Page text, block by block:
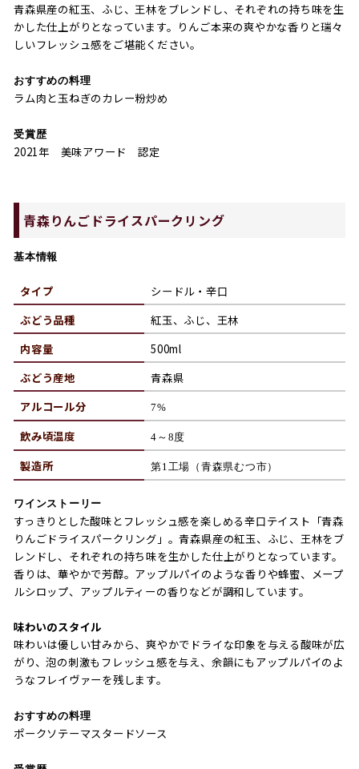
青森県産の紅玉、ふじ、王林をブレンドし、それぞれの持ち味を生
かした仕上がりとなっています。りんご本来の爽やかな香りと瑞々
しいフレッシュ感をご堪能ください。
おすすめの料理
ラム肉と玉ねぎのカレー粉炒め
受賞歴
2021年 美味アワード 認定
青森りんごドライスパークリング
基本情報
タイプ
シードル・辛口
ぶどう品種
紅玉、ふじ、王林
内容量
500ml
ぶどう産地
青森県
アルコール分
7%
飲み頃温度 4～8度
製造所 第1工場（青森県むつ市）
ワインストーリー
すっきりとした酸味とフレッシュ感を楽しめる辛口テイスト「青森
りんごドライスパークリング」。青森県産の紅玉、ふじ、王林をブ
レンドし、それぞれの持ち味を生かした仕上がりとなっています。
香りは、華やかで芳醇。アップルパイのような香りや蜂蜜、メープ
ルシロップ、アップルティーの香りなどが調和しています。
味わいのスタイル
味わいは優しい甘みから、爽やかでドライな印象を与える酸味が広
がり、泡の刺激もフレッシュ感を与え、余韻にもアップルパイのよ
うなフレイヴァーを残します。
おすすめの料理
ポークソテーマスタードソース